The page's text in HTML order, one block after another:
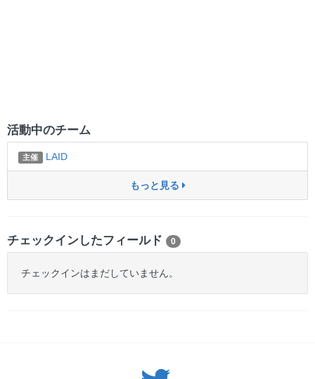
活動中のチーム
主催 LAID
もっと見る
チェックインしたフィールド 0
チェックインはまだしていません。